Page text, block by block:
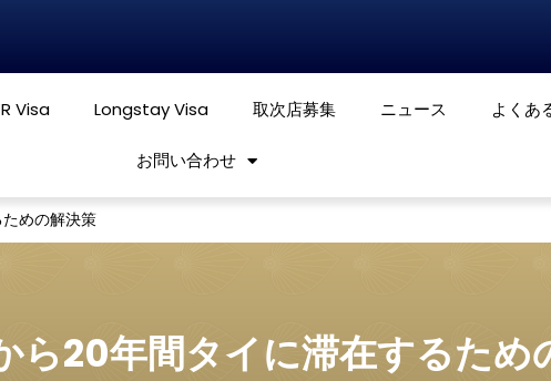
Visa Longstay Visa 取次店募集 ニュース よくあ
お問い合わせ
めの解決策
ら20年間タイに滞在するため